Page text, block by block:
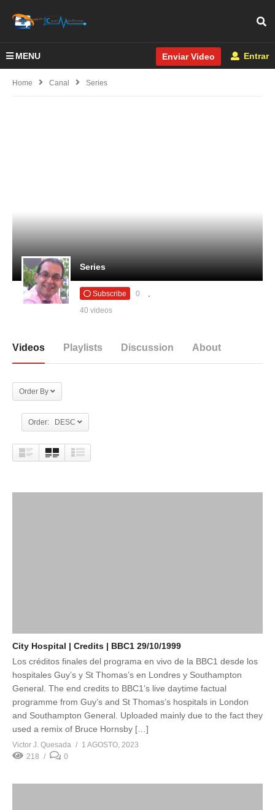
MENU Enviar Video Entrar
Home Canal Series
Series
Subscribe
0
40 videos
Videos Playlists Discussion About
Order By
Order: DESC
City Hospital | Credits | BBC1 29/10/1999
Los créditos finales del programa en vivo de la BBC1 desde los
hospitales Guy’s y St Thomas’s en Londres y Southampton
General. The end credits to BBC1’s live daytime factual
programme from Guy’s and St Thomas’s hospitals in London
and Southampton General. Uploaded mainly due to the fact they
used a remix of Bruce Hornsby […]
Victor J. Quesada
1 AGOSTO, 2023
218
0